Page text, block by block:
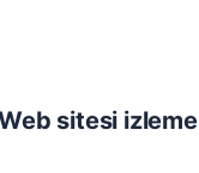
sitesi izleme